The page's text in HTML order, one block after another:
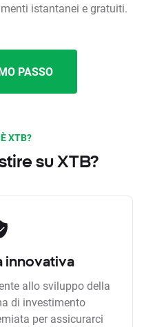
istantanei e gratuiti.
PASSO
XTB?
su XTB?
innovativa
allo sviluppo della
di investimento
per assicurarci